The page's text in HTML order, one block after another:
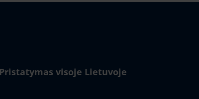
Pristatymas visoje Lietuvoje